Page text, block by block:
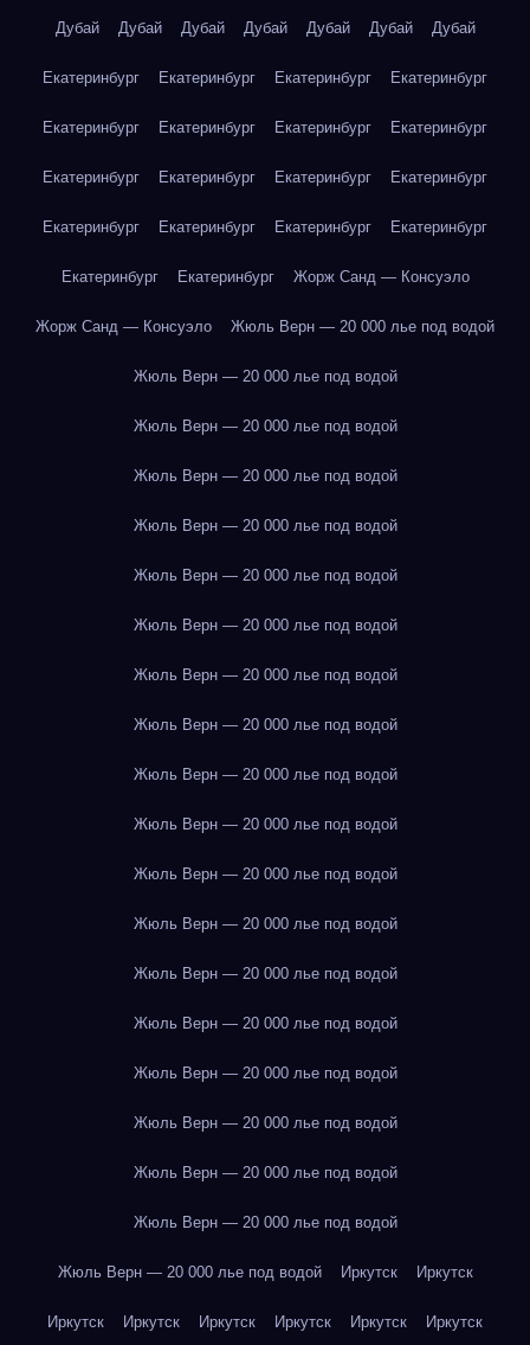
Дубай Дубай Дубай Дубай Дубай Дубай Дубай
Екатеринбург Екатеринбург Екатеринбург Екатеринбург
Екатеринбург Екатеринбург Екатеринбург Екатеринбург
Екатеринбург Екатеринбург Екатеринбург Екатеринбург
Екатеринбург Екатеринбург Екатеринбург Екатеринбург
Екатеринбург Екатеринбург Жорж Санд — Консуэло
Жорж Санд — Консуэло Жюль Верн — 20 000 лье под водой
Жюль Верн — 20 000 лье под водой
Жюль Верн — 20 000 лье под водой
Жюль Верн — 20 000 лье под водой
Жюль Верн — 20 000 лье под водой
Жюль Верн — 20 000 лье под водой
Жюль Верн — 20 000 лье под водой
Жюль Верн — 20 000 лье под водой
Жюль Верн — 20 000 лье под водой
Жюль Верн — 20 000 лье под водой
Жюль Верн — 20 000 лье под водой
Жюль Верн — 20 000 лье под водой
Жюль Верн — 20 000 лье под водой
Жюль Верн — 20 000 лье под водой
Жюль Верн — 20 000 лье под водой
Жюль Верн — 20 000 лье под водой
Жюль Верн — 20 000 лье под водой
Жюль Верн — 20 000 лье под водой
Жюль Верн — 20 000 лье под водой
Жюль Верн — 20 000 лье под водой Иркутск Иркутск
Иркутск Иркутск Иркутск Иркутск Иркутск Иркутск